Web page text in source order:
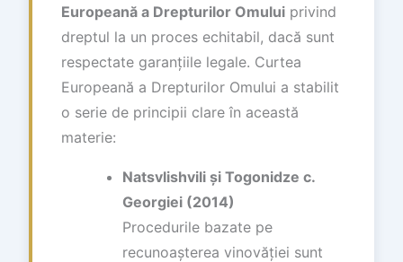
Europeană a Drepturilor Omului privind
dreptul la un proces echitabil, dacă sunt
respectate garanțiile legale. Curtea
Europeană a Drepturilor Omului a stabilit
o serie de principii clare în această
materie:
Natsvlishvili și Togonidze c.
Georgiei (2014)
Procedurile bazate pe
recunoașterea vinovăției sunt